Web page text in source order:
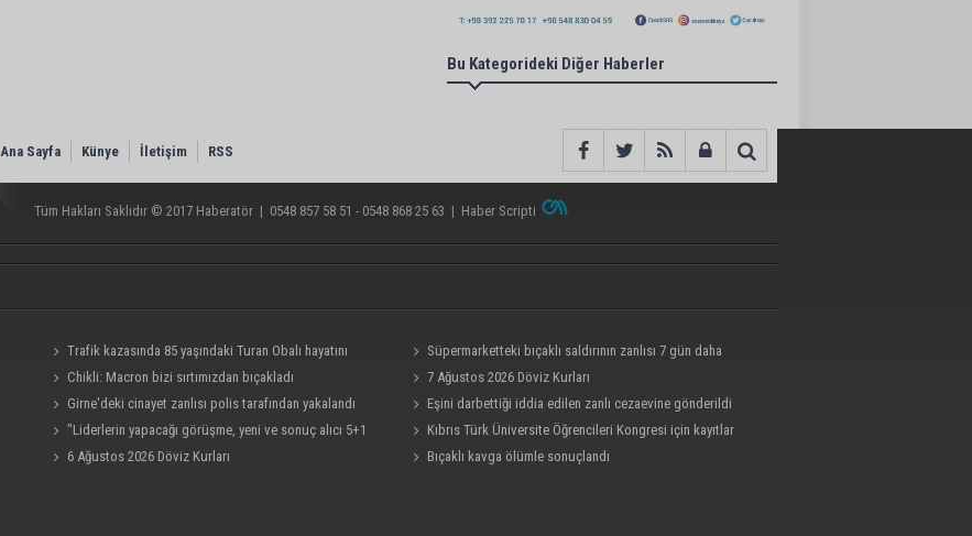
Bu Kategorideki Diğer Haberler
Ana Sayfa Künye İletişim RSS
Tüm Hakları Saklıdır © 2017 Haberatör | 0548 857 58 51 - 0548 868 25 63 | Haber Scripti
Trafik kazasında 85 yaşındaki Turan Obalı hayatını
kaybetti, 3 kişi yaralandı
Süpermarketteki bıçaklı saldırının zanlısı 7 gün daha
tutuklu kalacak
Chikli: Macron bizi sırtımızdan bıçakladı
7 Ağustos 2026 Döviz Kurları
Girne'deki cinayet zanlısı polis tarafından yakalandı
Eşini darbettiği iddia edilen zanlı cezaevine gönderildi
"Liderlerin yapacağı görüşme, yeni ve sonuç alıcı 5+1
toplantısına hazırlık niteliği taşıyor"
Kıbrıs Türk Üniversite Öğrencileri Kongresi için kayıtlar
sürüyor
6 Ağustos 2026 Döviz Kurları Bıçaklı kavga ölümle sonuçlandı